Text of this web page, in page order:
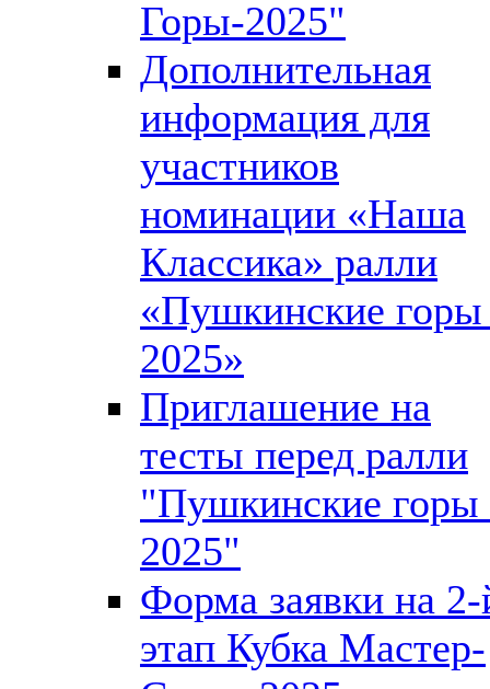
Горы-2025"
Дополнительная
информация для
участников
номинации «Наша
Классика» ралли
«Пушкинские
2025»
Приглашение на
тесты перед ралли
"Пушкинские горы
2025"
Форма заявки на
этап Кубка Мастер-